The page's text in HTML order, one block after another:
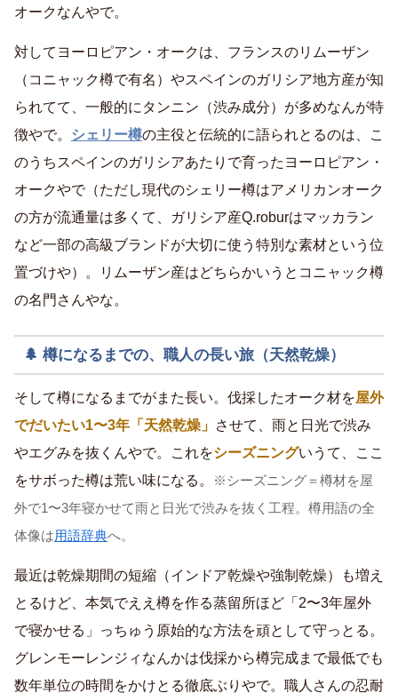
オークなんやで。
対してヨーロピアン・オークは、フランスのリムーザン
（コニャック樽で有名）やスペインのガリシア地方産が知
られてて、一般的にタンニン（渋み成分）が多めなんが特
徴やで。
シェリー樽の主役と伝統的に語られとるのは、こ
のうちスペインのガリシアあたりで育ったヨーロピアン・
オークやで（ただし現代のシェリー樽はアメリカンオーク
の方が流通量は多くて、ガリシア産Q.roburはマッカラン
など一部の高級ブランドが大切に使う特別な素材という位
置づけや）。リムーザン産はどちらかいうとコニャック樽
の名門さんやな。
🌲 樽になるまでの、職人の長い旅（天然乾燥）
そして樽になるまでがまた長い。伐採したオーク材を屋外
でだいたい1〜3年「天然乾燥」 させて、雨と日光で渋み
やエグみを抜くんやで。これをシーズニングいうて、ここ
をサボった樽は荒い味になる。
※シーズニング＝樽材を屋
外で1〜3年寝かせて雨と日光で渋みを抜く工程。樽用語の全
体像は用語辞典へ。
最近は乾燥期間の短縮（インドア乾燥や強制乾燥）も増え
とるけど、本気でええ樽を作る蒸留所ほど「2〜3年屋外
で寝かせる」っちゅう原始的な方法を頑として守っとる。
グレンモーレンジィなんかは伐採から樽完成まで最低でも
数年単位の時間をかけとる徹底ぶりやで。職人さんの忍耐